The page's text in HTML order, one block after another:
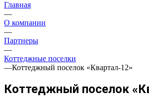
Главная
—
О компании
—
Партнеры
—
Коттеджные поселки
—Коттеджный поселок «Квартал-12»
Коттеджный поселок